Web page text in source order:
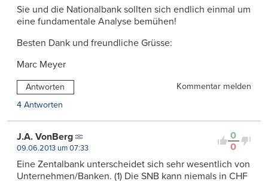
Sie und die Nationalbank sollten sich endlich einmal um
eine fundamentale Analyse bemühen!
Besten Dank und freundliche Grüsse:
Marc Meyer
Antworten
Kommentar melden
4 Antworten
0
0
J.A. VonBerg
09.06.2013 um 07:33
Eine Zentalbank unterscheidet sich sehr wesentlich von
Unternehmen/Banken. (1) Die SNB kann niemals in CHF